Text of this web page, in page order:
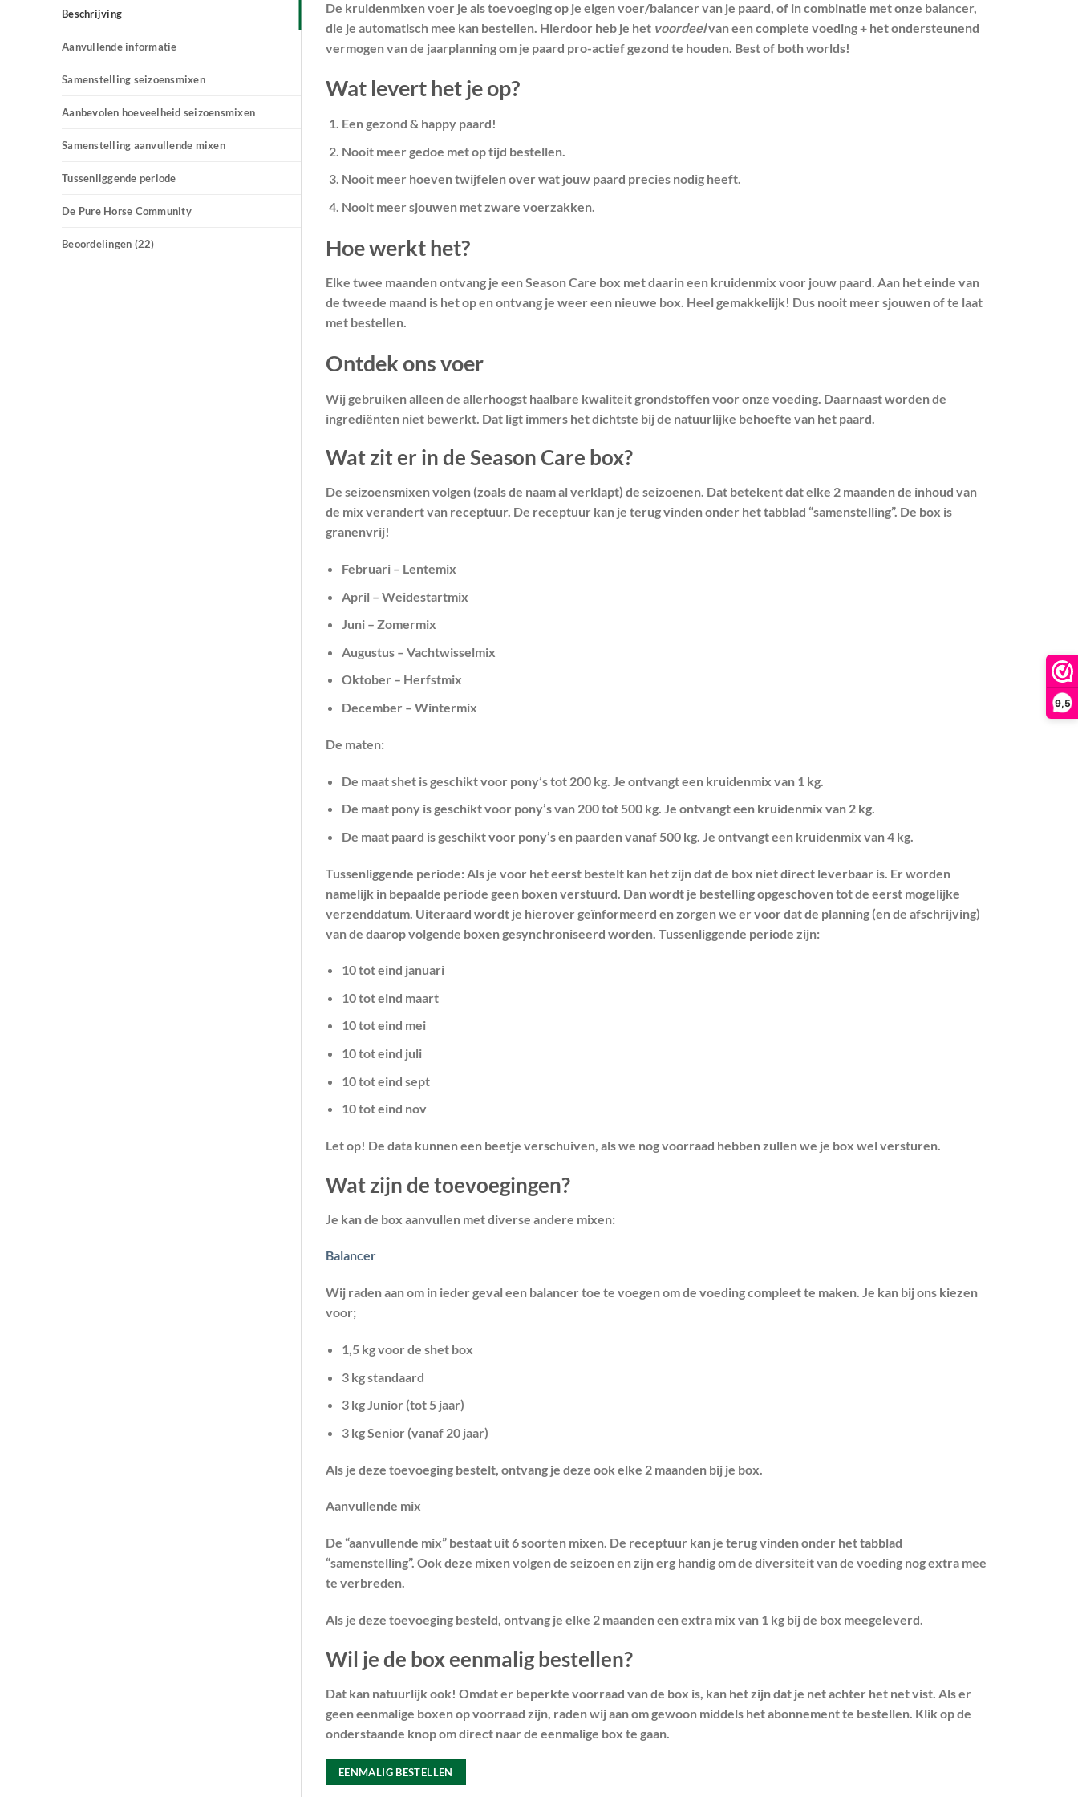
9,5
Beschrijving
Aanvullende informatie
Samenstelling seizoensmixen
Aanbevolen hoeveelheid seizoensmixen
Samenstelling aanvullende mixen
Tussenliggende periode
De Pure Horse Community
Beoordelingen (22)
De kruidenmixen voer je als toevoeging op je eigen voer/balancer van je paard, of in combinatie met onze balancer,
die je automatisch mee kan bestellen. Hierdoor heb je het voordeelvan een complete voeding + het ondersteunend
vermogen van de jaarplanning om je paard pro-actief gezond te houden. Best of both worlds!
Wat levert het je op?
Een gezond & happy paard!
Nooit meer gedoe met op tijd bestellen.
Nooit meer hoeven twijfelen over wat jouw paard precies nodig heeft.
Nooit meer sjouwen met zware voerzakken.
Hoe werkt het?
Elke twee maanden ontvang je een Season Care box met daarin een kruidenmix voor jouw paard. Aan het einde van
de tweede maand is het op en ontvang je weer een nieuwe box. Heel gemakkelijk! Dus nooit meer sjouwen of te laat
met bestellen.
Ontdek ons voer
Wij gebruiken alleen de allerhoogst haalbare kwaliteit grondstoffen voor onze voeding. Daarnaast worden de
ingrediënten niet bewerkt. Dat ligt immers het dichtste bij de natuurlijke behoefte van het paard.
Wat zit er in de Season Care box?
De seizoensmixen volgen (zoals de naam al verklapt) de seizoenen. Dat betekent dat elke 2 maanden de inhoud van
de mix verandert van receptuur. De receptuur kan je terug vinden onder het tabblad “samenstelling”. De box is
granenvrij!
Februari – Lentemix
April – Weidestartmix
Juni – Zomermix
Augustus – Vachtwisselmix
Oktober – Herfstmix
December – Wintermix
De maten:
De maat shet is geschikt voor pony’s tot 200 kg. Je ontvangt een kruidenmix van 1 kg.
De maat pony is geschikt voor pony’s van 200 tot 500 kg. Je ontvangt een kruidenmix van 2 kg.
De maat paard is geschikt voor pony’s en paarden vanaf 500 kg. Je ontvangt een kruidenmix van 4 kg.
Tussenliggende periode: Als je voor het eerst bestelt kan het zijn dat de box niet direct leverbaar is. Er worden
namelijk in bepaalde periode geen boxen verstuurd. Dan wordt je bestelling opgeschoven tot de eerst mogelijke
verzenddatum. Uiteraard wordt je hierover geïnformeerd en zorgen we er voor dat de planning (en de afschrijving)
van de daarop volgende boxen gesynchroniseerd worden. Tussenliggende periode zijn:
10 tot eind januari
10 tot eind maart
10 tot eind mei
10 tot eind juli
10 tot eind sept
10 tot eind nov
Let op! De data kunnen een beetje verschuiven, als we nog voorraad hebben zullen we je box wel versturen.
Wat zijn de toevoegingen?
Je kan de box aanvullen met diverse andere mixen:
Balancer
Wij raden aan om in ieder geval een balancer toe te voegen om de voeding compleet te maken. Je kan bij ons kiezen
voor;
1,5 kg voor de shet box
3 kg standaard
3 kg Junior (tot 5 jaar)
3 kg Senior (vanaf 20 jaar)
Als je deze toevoeging bestelt, ontvang je deze ook elke 2 maanden bij je box.
Aanvullende mix
De “aanvullende mix” bestaat uit 6 soorten mixen. De receptuur kan je terug vinden onder het tabblad
“samenstelling”. Ook deze mixen volgen de seizoen en zijn erg handig om de diversiteit van de voeding nog extra mee
te verbreden.
Als je deze toevoeging besteld, ontvang je elke 2 maanden een extra mix van 1 kg bij de box meegeleverd.
Wil je de box eenmalig bestellen?
Dat kan natuurlijk ook! Omdat er beperkte voorraad van de box is, kan het zijn dat je net achter het net vist. Als er
geen eenmalige boxen op voorraad zijn, raden wij aan om gewoon middels het abonnement te bestellen. Klik op de
onderstaande knop om direct naar de eenmalige box te gaan.
EENMALIG BESTELLEN